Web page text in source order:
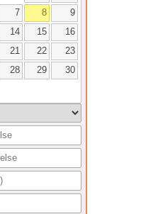
7 8
9
14 15
16
21 22
23
28 29
30